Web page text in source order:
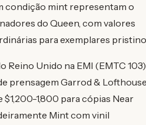
condição mint representam o
do Queen, com valores
para exemplares
Reino Unido na EMI (EMTC 103)
prensagem Garrod &
1,800 para cópias Near
Mint com vinil